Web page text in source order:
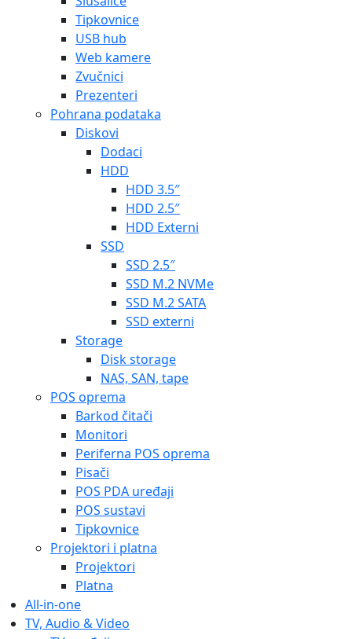
Tipkovnice
USB hub
Web kamere
Zvučnici
Prezenteri
Pohrana podataka
Diskovi
Dodaci
HDD
HDD 3.5″
HDD 2.5″
HDD Externi
SSD
SSD 2.5″
SSD M.2 NVMe
SSD M.2 SATA
SSD externi
Storage
Disk storage
NAS, SAN, tape
POS oprema
Barkod čitači
Monitori
Periferna POS oprema
Pisači
POS PDA uređaji
POS sustavi
Tipkovnice
Projektori i platna
Projektori
Platna
All-in-one
TV, Audio & Video